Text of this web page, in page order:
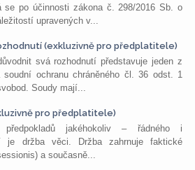
se po účinnosti zákona č. 298/2016 Sb. o
upravených v...
(exkluzivně pro předplatitele)
svá rozhodnutí představuje jeden z
ochranu chráněného čl. 36 odst. 1
Soudy mají...
pro předplatitele)
jakéhokoliv – řádného i
je držba věci. Držba zahrnuje faktické
a současně...